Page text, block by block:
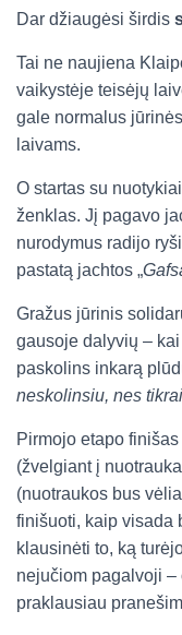
Dar džiaugėsi širdis
Tai ne naujiena
vaikystėje teisėjų
gale normalus
laivams.
O startas su
ženklas. Jį pagavo
nurodymus radijo
pastatą jachtos „
Gražus jūrinis
gausoje dalyvių –
paskolins inkarą
neskolinsiu, nes
Pirmojo etapo
(žvelgiant į
(nuotraukos bus
finišuoti, kaip visada
klausinėti to, ką
nejučiom pagalvoji
praklausiau